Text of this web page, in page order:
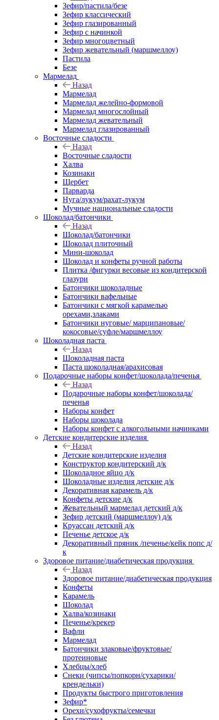
Зефир/пастила/безе
Зефир классический
Зефир глазированный
Зефир с начинкой
Зефир многоцветный
Зефир жевательный (маршмеллоу)
Пастила
Безе
Мармелад
Назад
Мармелад
Мармелад желейно-формовой
Мармелад многослойный
Мармелад жевательный
Мармелад глазированный
Восточные сладости
Назад
Восточные сладости
Халва
Козинаки
Щербет
Парварда
Нуга/лукум/рахат-лукум
Мучные национальные сладости
Шоколад/батончики
Назад
Шоколад/батончики
Шоколад плиточный
Мини-шоколад
Шоколад и конфеты ручной работы
Плитка /фигурки весовые из кондитерской
глазури
Батончики шоколадные
Батончики вафельные
Батончики с мягкой карамелью
орехами,злаками
Батончики нуговые/ марципановые/
кокосовые/суфле/маршмеллоу
Шоколадная паста
Назад
Шоколадная паста
Паста шоколадная/арахисовая
Подарочные наборы конфет/шоколада/печенья
Назад
Подарочные наборы конфет/шоколада/
печенья
Наборы конфет
Наборы шоколада
Наборы конфет с алкогольными начинками
Детские кондитерские изделия
Назад
Детские кондитерские изделия
Конструктор кондитерский д/к
Шоколадное яйцо д/к
Шоколадные изделия детские д/к
Декоративная карамель д/к
Конфеты детские д/к
Жевательный мармелад детский д/к
Зефир детский (маршмеллоу) д/к
Круассан детский д/к
Печенье детское д/к
Декоративный пряник /печенье/кейк попс д/
к
Здоровое питание/диабетическая продукция
Назад
Здоровое питание/диабетическая продукция
Конфеты
Карамель
Шоколад
Халва/козинаки
Печенье/крекер
Вафли
Мармелад
Батончики злаковые/фруктовые/
протеиновые
Хлебцы/хлеб
Снеки (чипсы/попкорн/сухарики/
крендельки)
Продукты быстрого приготовления
Зефир*
Орехи/сухофрукты/семечки